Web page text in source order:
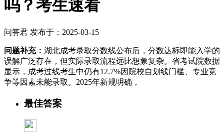
吗？考生速看
问答君 发布于：2025-03-15
问题补充： 湖北成考​录取分数线公布后，分数达标即能入学的
误解广泛存在，但实际录取流程远比想象复杂。省考试院数据
显示，成考过线考生中仍有12.7%因院校自划线门槛、专业竞
争等因素未能录取。2025年新规明确，
最佳答案